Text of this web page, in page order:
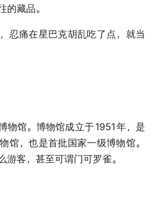
的藏品。
忍痛在星巴克胡乱吃了点，就当
物馆。博物馆成立于1951年，是
馆，也是首批国家一级博物馆。
客，甚至可谓门可罗雀。